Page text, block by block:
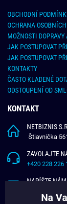
OBCHODNÍ
OCHRANA
MOŽNOSTI DOPRAVY
JAK POSTUPOVAT
JAK POSTUPOVAT
KONTAKTY
ČASTO KLADENÉ
ODSTOUPENÍ OD
KONTAKT
NETBIZNIS
Štiavnička
ZAVOLAJTE
+420 228 226
NAPÍŠTE
Na